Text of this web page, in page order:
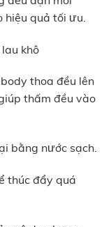
quả tối ưu.
khô
thoa đều lên
thấm đều vào
bằng nước sạch.
thúc đẩy quá